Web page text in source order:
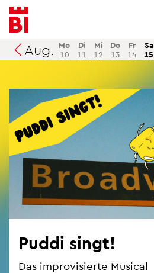
In­
halt
an­
sprin­
Menü
an­
sprin­
gen
Suche
an­
sprin­
genAug. Mo
10
Di
11
Mi
12
Do
13
Fr
14
Sa
15
Puddi singt!
Das im­pro­vi­sier­te Mu­si­cal